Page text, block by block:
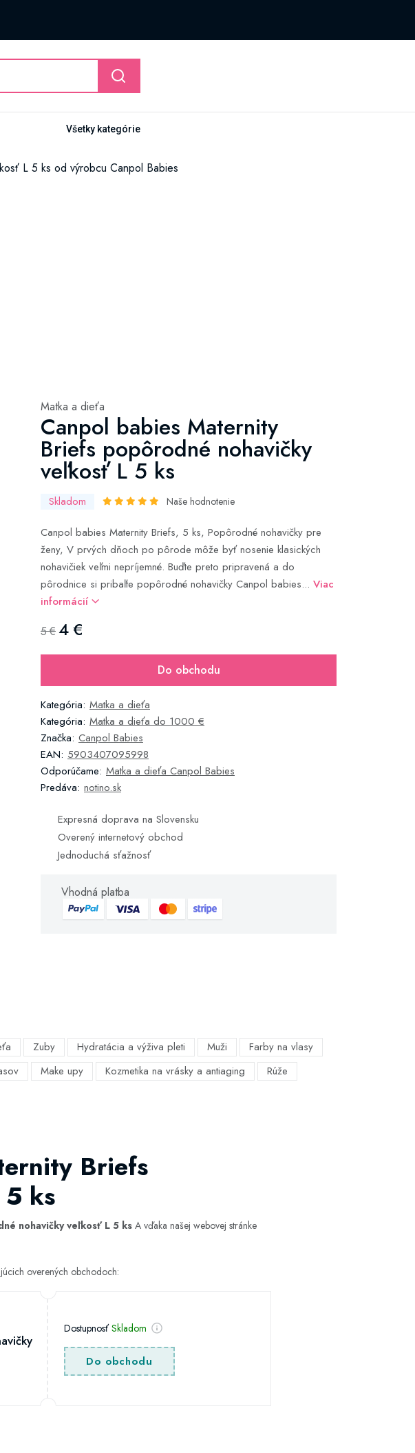
Všetky kategórie
L 5 ks od výrobcu Canpol Babies
Matka a dieťa
Canpol babies Maternity
Briefs popôrodné nohavičky
veľkosť L 5 ks
Skladom Naše hodnotenie
Canpol babies Maternity Briefs, 5 ks, Popôrodné nohavičky pre
ženy, V prvých dňoch po pôrode môže byť nosenie klasických
nohavičiek veľmi nepríjemné. Buďte preto pripravená a do
pôrodnice si pribaľte popôrodné nohavičky Canpol babies... Viac
informácií
5 €4 €
Do obchodu
Kategória: Matka a dieťa
Kategória: Matka a dieťa do 1000 €
Značka: Canpol Babies
EAN: 5903407095998
Odporúčame: Matka a dieťa Canpol Babies
Predáva: notino.sk
Expresná doprava na Slovensku
Overený internetový obchod
Jednoduchá sťažnosť
Vhodná platba
Zuby Hydratácia a výživa pleti Muži
Farby na vlasy
Make upy Kozmetika na vrásky a antiaging
Rúže
Briefs
ks
nohavičky veľkosť L 5 ks A vďaka našej webovej stránke
overených obchodoch:
DostupnosťSkladom
Do obchodu